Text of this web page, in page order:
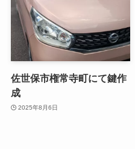
佐世保市権常寺町にて鍵作
成
2025年8月6日